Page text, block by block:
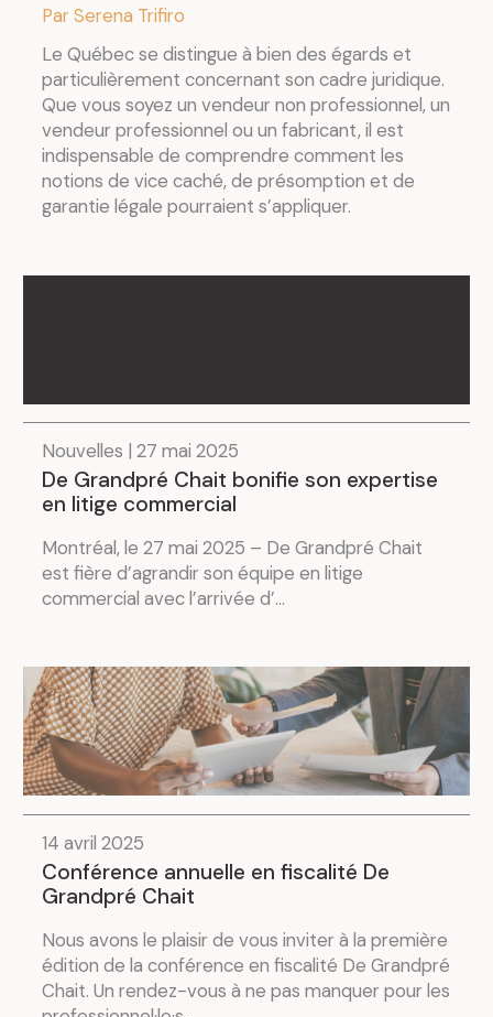
Par Serena Trifiro
Le Québec se distingue à bien des égards et
particulièrement concernant son cadre juridique.
Que vous soyez un vendeur non professionnel, un
vendeur professionnel ou un fabricant, il est
indispensable de comprendre comment les
notions de vice caché, de présomption et de
garantie légale pourraient s’appliquer.
Nouvelles | 27 mai 2025
De Grandpré Chait bonifie son expertise
en litige commercial
Montréal, le 27 mai 2025 – De Grandpré Chait
est fière d’agrandir son équipe en litige
commercial avec l’arrivée d’...
14 avril 2025
Conférence annuelle en fiscalité De
Grandpré Chait
Nous avons le plaisir de vous inviter à la première
édition de la conférence en fiscalité De Grandpré
Chait. Un rendez-vous à ne pas manquer pour les